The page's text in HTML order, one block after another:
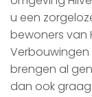
u een
bewoners van
brengen al
dan ook